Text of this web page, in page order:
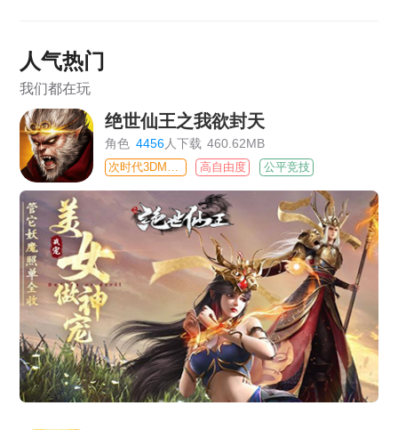
人气热门
我们都在玩
绝世仙王之我欲封天
角色 4456人下载 460.62MB
高自由度 公平竞技